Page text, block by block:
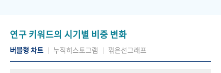
연구 키워드의 시기별 비중 변화
버블형 차트 누적히스토그램 꺾은선그래프